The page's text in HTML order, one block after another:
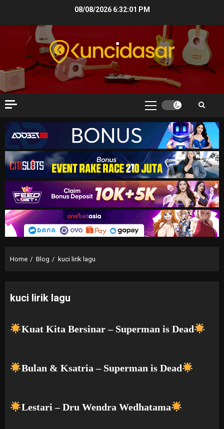
08/08/2026 6:32:02 PM
Primary
Home Blog kuci lirik lagu
kuci lirik lagu
Kuat Kita Bersinar – Superman is Dead
Bulan & Ksatria – Superman is Dead
Lestari – Dru Wendra Wedhatama